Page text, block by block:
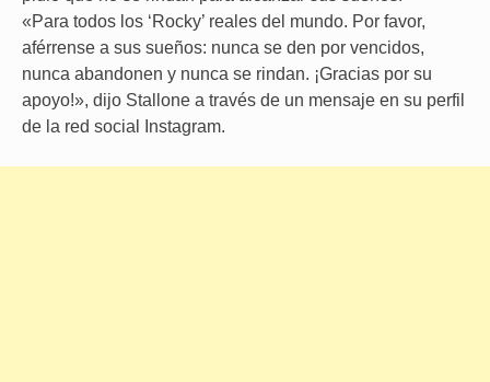
«Para todos los ‘Rocky’ reales del mundo. Por favor,
aférrense a sus sueños: nunca se den por vencidos,
nunca abandonen y nunca se rindan. ¡Gracias por su
apoyo!», dijo Stallone a través de un mensaje en su perfil
de la red social Instagram.